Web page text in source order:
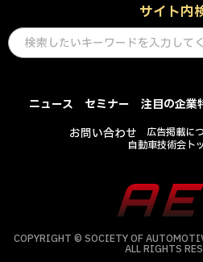
サイト内
ニュース セミナー 注目の企業
お問い合わせ
広告掲載に
自動車技術会ト
COPYRIGHT © SOCIETY OF
ALL RIGHTS